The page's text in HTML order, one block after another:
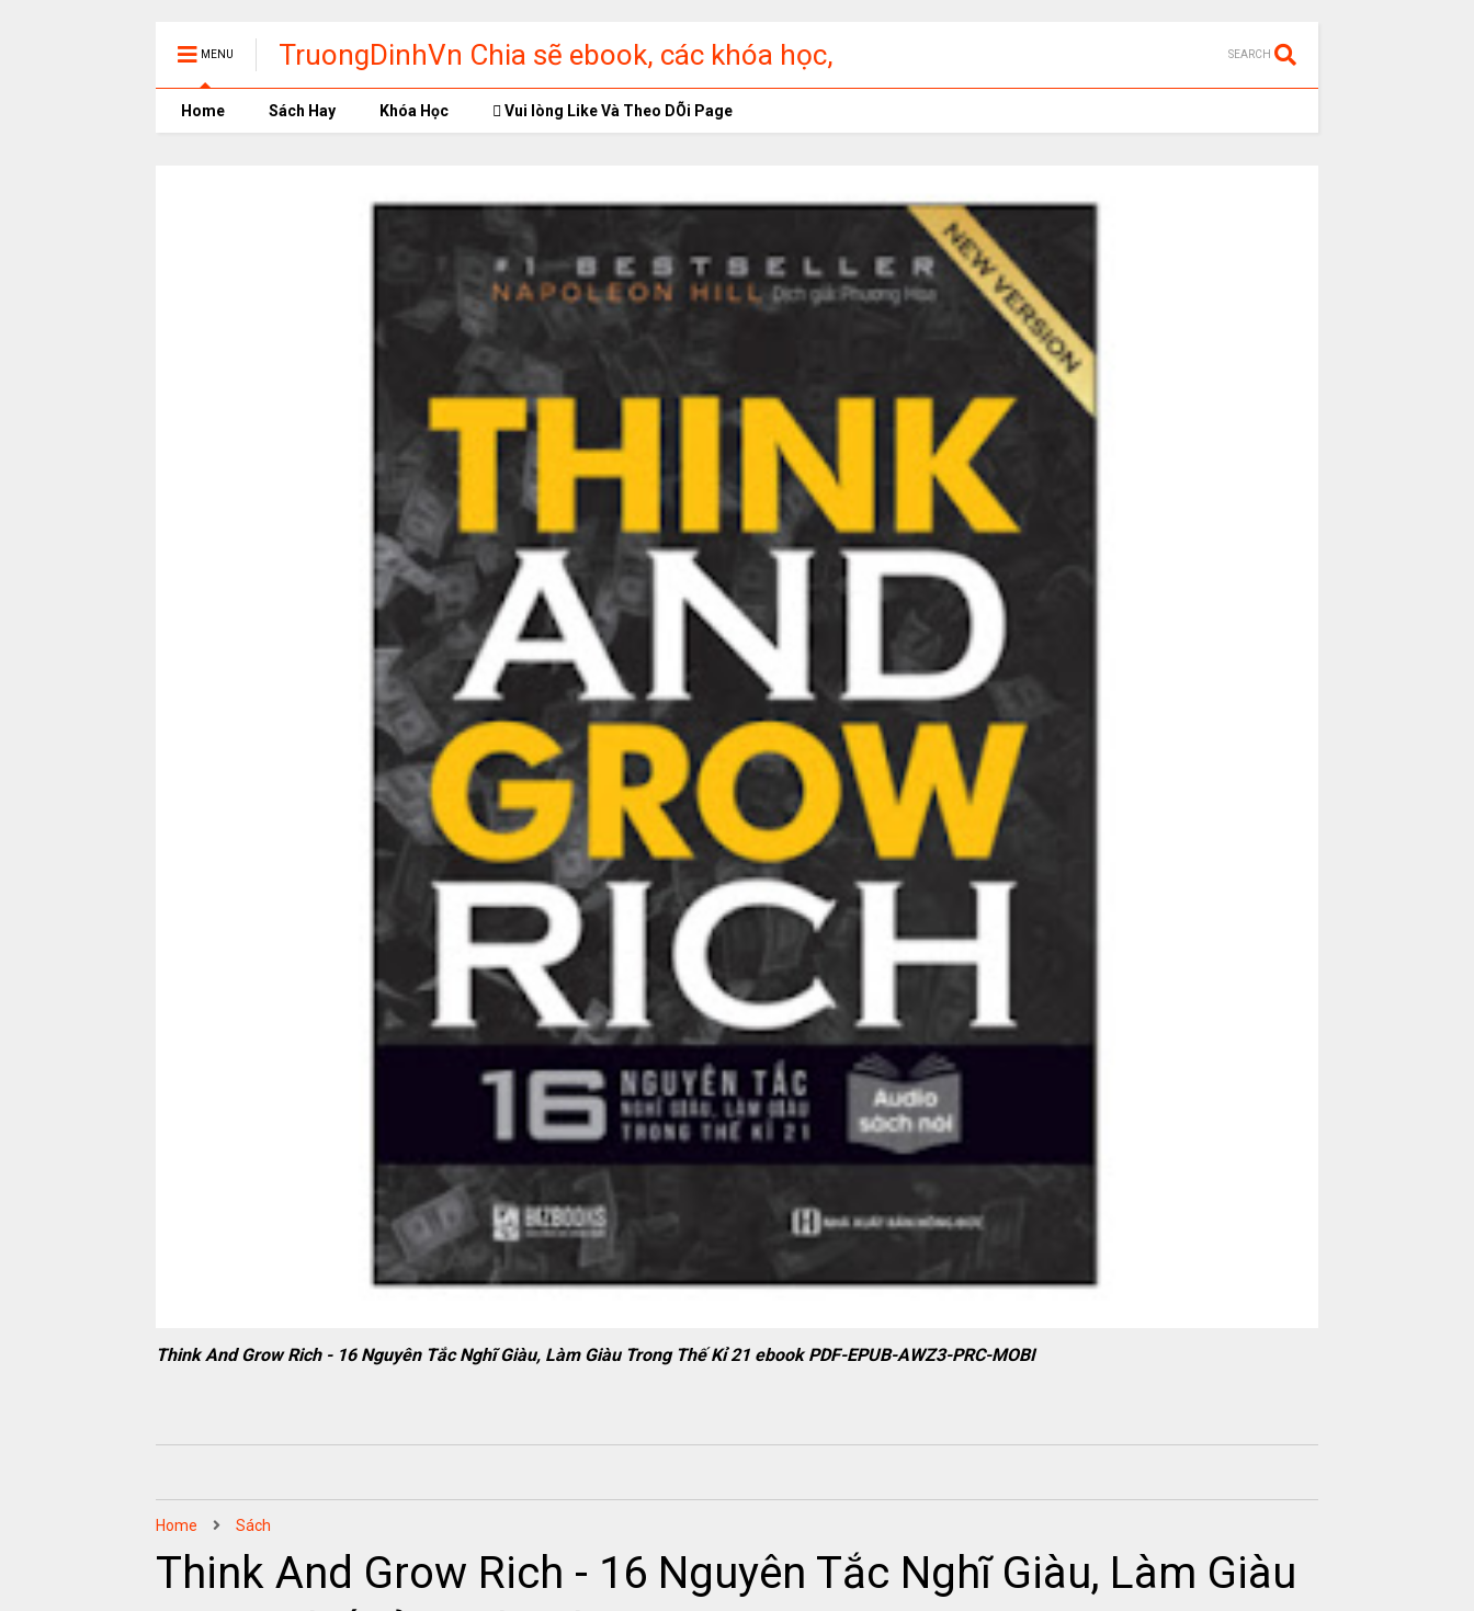
MENU
TruongDinhVn Chia sẽ ebook, các khóa học,
phần mềm học tập miễn phí
SEARCH
Home Sách Hay Khóa Học Vui lòng Like Và Theo DÕi Page
Think And Grow Rich - 16 Nguyên Tắc Nghĩ Giàu, Làm Giàu Trong Thế Kỉ 21 ebook PDF-EPUB-AWZ3-PRC-MOBI
Home Sách
Think And Grow Rich - 16 Nguyên Tắc Nghĩ Giàu, Làm Giàu